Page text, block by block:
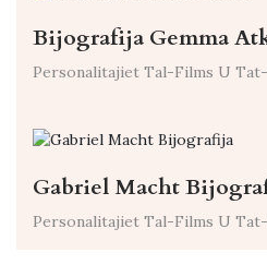
Bijografija Gemma
Personalitajiet Tal-Films U
Gabriel Macht
Personalitajiet Tal-Films U